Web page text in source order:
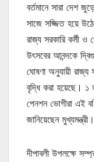
বর্তমানে সারা দেশ
সাজে সজ্জিত হয়ে
রাজ্য সরকারি কর্মী
উৎসবের আনন্দকে
ঘোষণা অনুযায়ী রাজ্য
বৃদ্ধি করা হয়েছে। ১
পেনশন ভোগীরা এই
জানিয়েছেন মুখ্যমন্ত্রী।
দীপাবলী উপলক্ষে